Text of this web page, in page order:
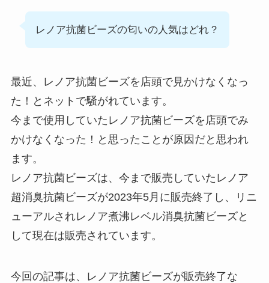
で買える？値段も調査
いできる販売店はある？
バルサンはどこで売ってる？ドン
キやドラッグストアで買える？安
豆炭あんかは売ってない？ホーム
センター・コメリ・コーナン・カ
インズを調査！
レノア抗菌ビーズの匂いの人気はどれ？
最近、レノア抗菌ビーズを店頭で見かけなくなっ
た！とネットで騒がれています。
今まで使用していたレノア抗菌ビーズを店頭でみ
かけなくなった！と思ったことが原因だと思われ
ます。
レノア抗菌ビーズは、今まで販売していたレノア
超消臭抗菌ビーズが2023年5月に販売終了し、リニ
ューアルされレノア煮沸レベル消臭抗菌ビーズと
して現在は販売されています。
今回の記事は、レノア抗菌ビーズが販売終了な